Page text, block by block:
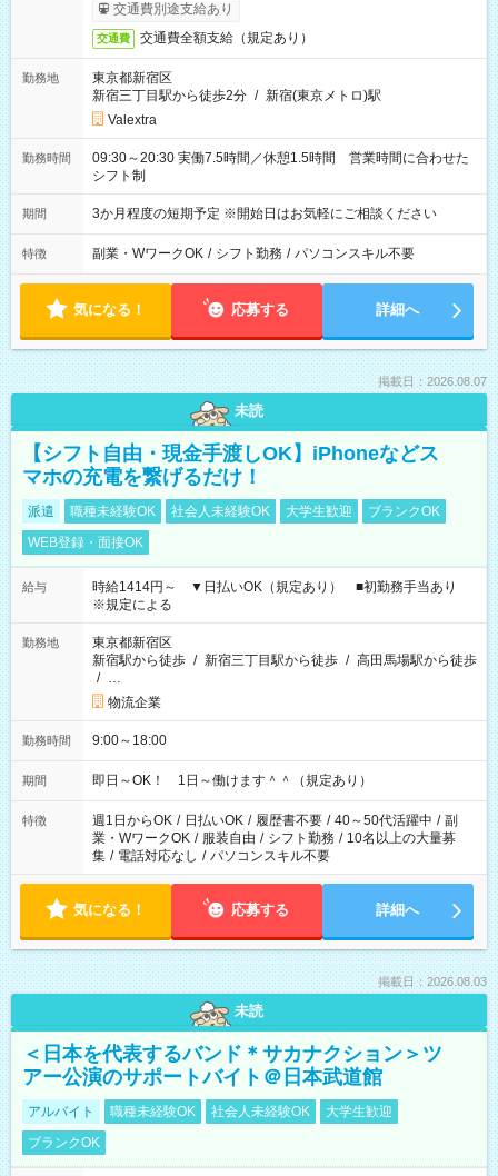
交通費別途支給あり
交通費 交通費全額支給（規定あり）
勤務地
東京都新宿区
新宿三丁目駅から徒歩2分 / 新宿(東京メトロ)駅
Valextra
勤務時間
09:30～20:30 実働7.5時間／休憩1.5時間 営業時間に合わせた
シフト制
期間 3か月程度の短期予定 ※開始日はお気軽にご相談ください
特徴 副業・WワークOK / シフト勤務 / パソコンスキル不要
気になる！ 応募する 詳細へ
掲載日：2026.08.07
未読
【シフト自由・現金手渡しOK】iPhoneなどス
マホの充電を繋げるだけ！
派遣 職種未経験OK 社会人未経験OK 大学生歓迎
ブランクOK
WEB登録・面接OK
給与
時給1414円～ ▼日払いOK（規定あり） ■初勤務手当あり
※規定による
勤務地
東京都新宿区
新宿駅から徒歩 / 新宿三丁目駅から徒歩 / 高田馬場駅から徒歩
/ …
物流企業
勤務時間 9:00～18:00
期間 即日～OK！ 1日～働けます＾＾（規定あり）
特徴 週1日からOK / 日払いOK / 履歴書不要 / 40～50代活躍中 / 副
業・WワークOK / 服装自由 / シフト勤務 / 10名以上の大量募
集 / 電話対応なし / パソコンスキル不要
気になる！ 応募する 詳細へ
掲載日：2026.08.03
未読
＜日本を代表するバンド＊サカナクション＞ツ
アー公演のサポートバイト＠日本武道館
アルバイト 職種未経験OK 社会人未経験OK
大学生歓迎
ブランクOK